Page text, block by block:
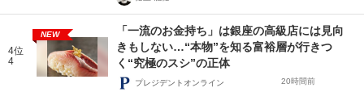
4位
4
NEW
「一流のお金持ち」は銀座の高級店には見向
きもしない…“本物”を知る富裕層が行きつ
く“究極のスシ”の正体
プレジデントオンライン 20時間前